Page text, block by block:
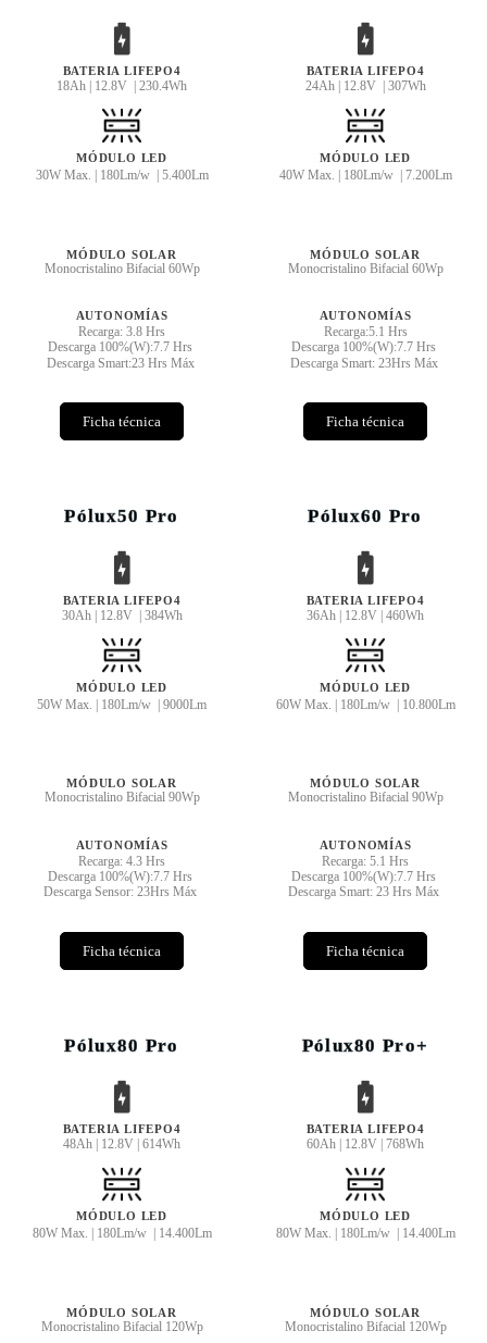
BATERIA LIFEPO4
18Ah | 12.8V | 230.4Wh
MÓDULO LED
30W Max. | 180Lm/w | 5.400Lm
MÓDULO SOLAR
Monocristalino Bifacial 60Wp
AUTONOMÍAS
Recarga: 3.8 Hrs
Descarga 100%(W):7.7 Hrs
Descarga Smart:23 Hrs Máx
Ficha técnica
BATERIA LIFEPO4
24Ah | 12.8V | 307Wh
MÓDULO LED
40W Max. | 180Lm/w | 7.200Lm
MÓDULO SOLAR
Monocristalino Bifacial 60Wp
AUTONOMÍAS
Recarga:5.1 Hrs
Descarga 100%(W):7.7 Hrs
Descarga Smart: 23Hrs Máx
Ficha técnica
Pólux50 Pro
BATERIA LIFEPO4
30Ah | 12.8V | 384Wh
MÓDULO LED
50W Max. | 180Lm/w | 9000Lm
MÓDULO SOLAR
Monocristalino Bifacial 90Wp
AUTONOMÍAS
Recarga: 4.3 Hrs
Descarga 100%(W):7.7 Hrs
Descarga Sensor: 23Hrs Máx
Ficha técnica
Pólux60 Pro
BATERIA LIFEPO4
36Ah | 12.8V | 460Wh
MÓDULO LED
60W Max. | 180Lm/w | 10.800Lm
MÓDULO SOLAR
Monocristalino Bifacial 90Wp
AUTONOMÍAS
Recarga: 5.1 Hrs
Descarga 100%(W):7.7 Hrs
Descarga Smart: 23 Hrs Máx
Ficha técnica
Pólux80 Pro
BATERIA LIFEPO4
48Ah | 12.8V | 614Wh
MÓDULO LED
80W Max. | 180Lm/w | 14.400Lm
MÓDULO SOLAR
Monocristalino Bifacial 120Wp
Pólux80 Pro+
BATERIA LIFEPO4
60Ah | 12.8V | 768Wh
MÓDULO LED
80W Max. | 180Lm/w | 14.400Lm
MÓDULO SOLAR
Monocristalino Bifacial 120Wp